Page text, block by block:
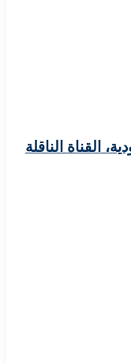
القناة الناقلة